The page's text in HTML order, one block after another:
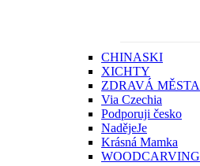
CHINASKI
XICHTY
ZDRAVÁ MĚSTA
Via Czechia
Podporuji česko
NadějeJe
Krásná Mamka
WOODCARVING